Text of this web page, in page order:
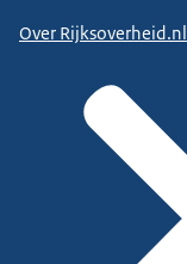
Over Rijksoverheid.nl